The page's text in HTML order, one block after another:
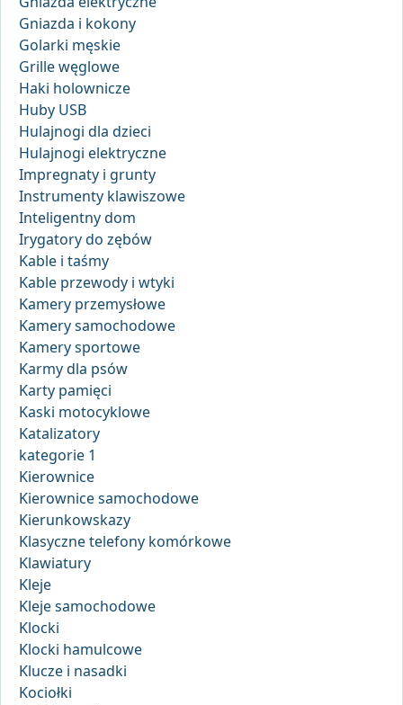
Gniazda i kokony
Golarki męskie
Grille węglowe
Haki holownicze
Huby USB
Hulajnogi dla dzieci
Hulajnogi elektryczne
Impregnaty i grunty
Instrumenty klawiszowe
Inteligentny dom
Irygatory do zębów
Kable i taśmy
Kable przewody i wtyki
Kamery przemysłowe
Kamery samochodowe
Kamery sportowe
Karmy dla psów
Karty pamięci
Kaski motocyklowe
Katalizatory
kategorie 1
Kierownice
Kierownice samochodowe
Kierunkowskazy
Klasyczne telefony komórkowe
Klawiatury
Kleje
Kleje samochodowe
Klocki
Klocki hamulcowe
Klucze i nasadki
Kociołki